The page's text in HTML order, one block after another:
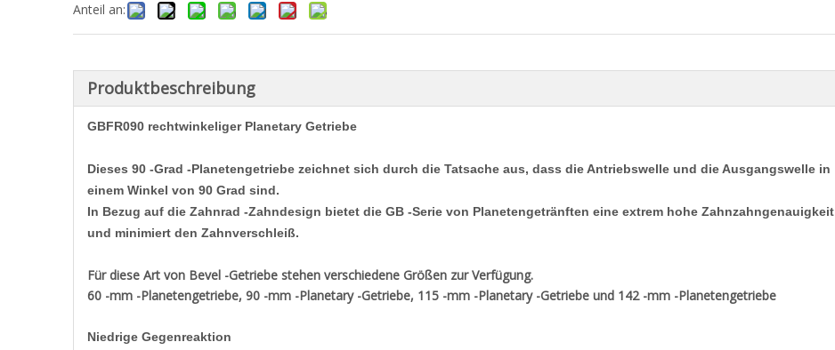
Anteil an:
Produktbeschreibung
GBFR090 rechtwinkeliger Planetary Getriebe
Dieses 90 -Grad -Planetengetriebe zeichnet sich durch die Tatsache aus, dass die Antriebswelle und die Ausgangswelle in
einem Winkel von 90 Grad sind.
In Bezug auf die Zahnrad -Zahndesign bietet die GB -Serie von Planetengetränften eine extrem hohe Zahnzahngenauigkeit
und minimiert den Zahnverschleiß.
Für diese Art von Bevel -Getriebe stehen verschiedene Größen zur Verfügung.
60 -mm -Planetengetriebe, 90 -mm -Planetary -Getriebe, 115 -mm -Planetary -Getriebe und 142 -mm -Planetengetriebe
Niedrige Gegenreaktion